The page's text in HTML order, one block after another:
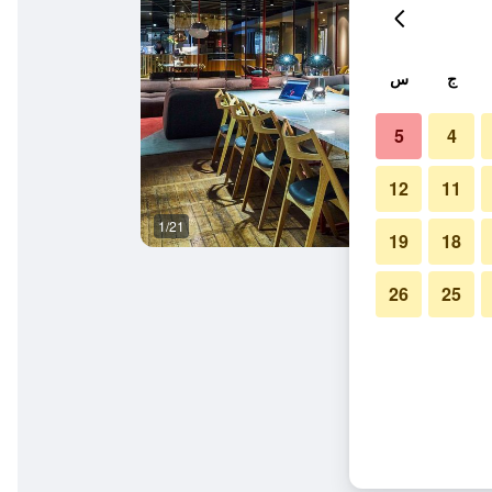
1/21
ج س
4
5
11
12
18
19
25
26